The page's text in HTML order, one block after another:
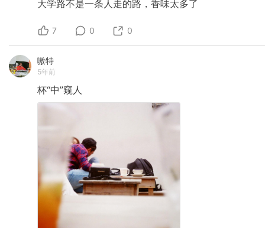
大学路不是一条人走的路，香味太多了
7 0 0
嗷特
5年前
杯“中”窥人